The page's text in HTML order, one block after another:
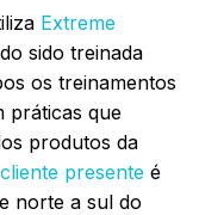
Extreme
sido treinada
os treinamentos
práticas que
produtos da
cliente presente é
norte a sul do